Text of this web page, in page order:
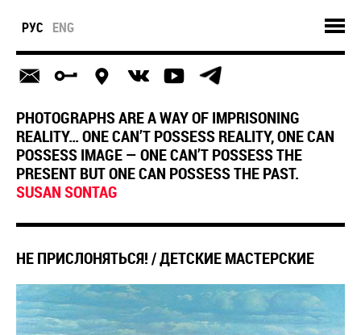
РУС ENG
PHOTOGRAPHS ARE A WAY OF IMPRISONING
REALITY… ONE CAN’T POSSESS REALITY, ONE CAN
POSSESS IMAGE — ONE CAN’T POSSESS THE
PRESENT BUT ONE CAN POSSESS THE PAST.
SUSAN SONTAG
НЕ ПРИСЛОНЯТЬСЯ! / ДЕТСКИЕ МАСТЕРСКИЕ